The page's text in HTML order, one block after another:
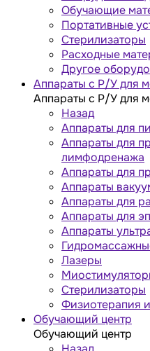
Обучающие
Портативные
Стерилизаторы
Расходные
Другое
Аппараты с Р/У для
Аппараты с Р/У для
Назад
Аппараты для
Аппараты для
лимфодренажа
Аппараты для
Аппараты
Аппараты для
Аппараты для
Аппараты
Лазеры
Стерилизаторы
Физиотерапия
Обучающий центр
Обучающий центр